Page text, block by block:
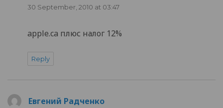
30 September, 2010 at 03:47
apple.ca плюс налог 12%
Reply
Евгений Радченко